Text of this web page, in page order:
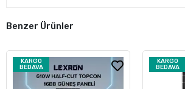
Benzer Ürünler
KARGO
BEDAVA
KARGO
BEDAVA